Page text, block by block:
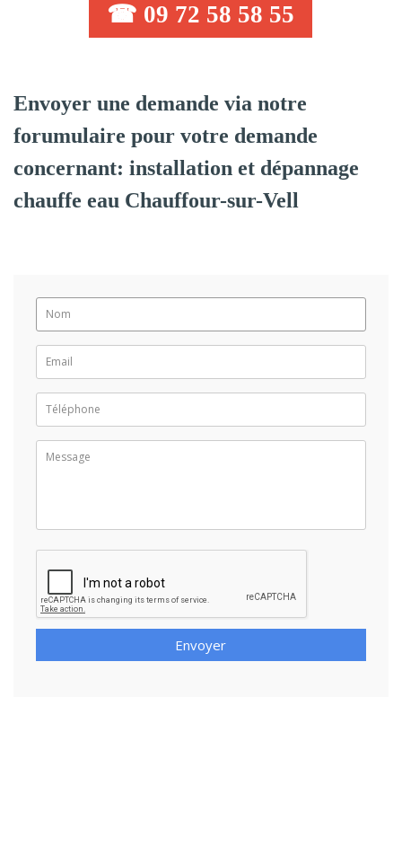
☎ 09 72 58 58 55
Envoyer une demande via notre
forumulaire pour votre demande
concernant: installation et dépannage
chauffe eau Chauffour-sur-Vell
Envoyer